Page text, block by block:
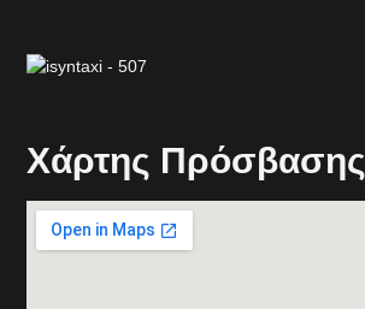
Xάρτης Πρόσβασης